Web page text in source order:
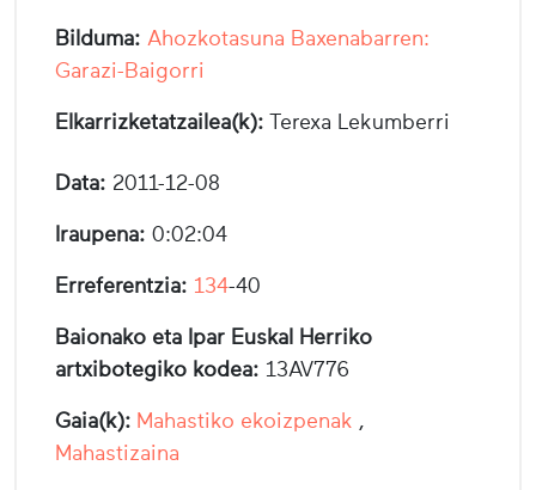
Bilduma: Ahozkotasuna Baxenabarren:
Garazi-Baigorri
Elkarrizketatzailea(k): Terexa Lekumberri
Data: 2011-12-08
Iraupena: 0:02:04
Erreferentzia: 134-40
Baionako eta Ipar Euskal Herriko
artxibotegiko kodea: 13AV776
Gaia(k): Mahastiko ekoizpenak ,
Mahastizaina